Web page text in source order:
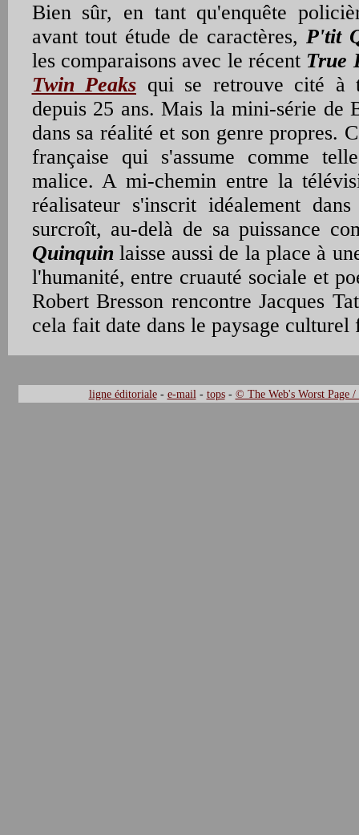
Bien sûr, en tant qu'enquête
avant tout étude de caractères, P'tit
les comparaisons avec le récent True
Twin Peaks qui se retrouve cité à
depuis 25 ans. Mais la mini-série de
dans sa réalité et son genre propres.
française qui s'assume comme
malice. A mi-chemin entre la
réalisateur s'inscrit idéalement
surcroît, au-delà de sa puissance
Quinquin laisse aussi de la place à
l'humanité, entre cruauté sociale et
Robert Bresson rencontre Jacques
cela fait date dans le paysage culturel
ligne éditoriale- e-mail - tops- © The Web's Worst Page